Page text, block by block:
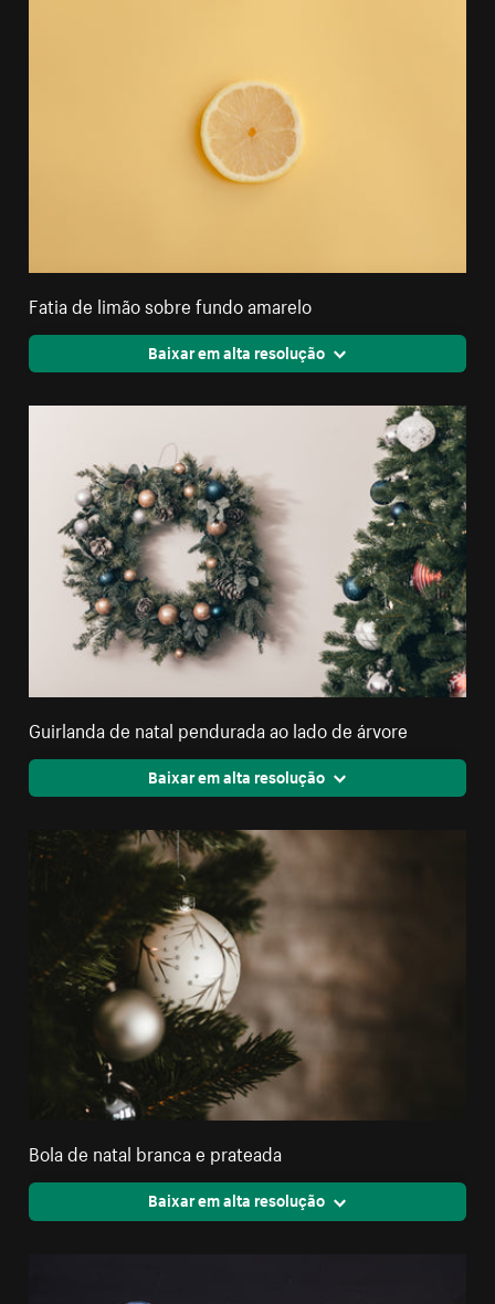
Fatia de limão sobre fundo amarelo
Baixar em alta resolução
Guirlanda de natal pendurada ao lado de árvore
Baixar em alta resolução
Bola de natal branca e prateada
Baixar em alta resolução